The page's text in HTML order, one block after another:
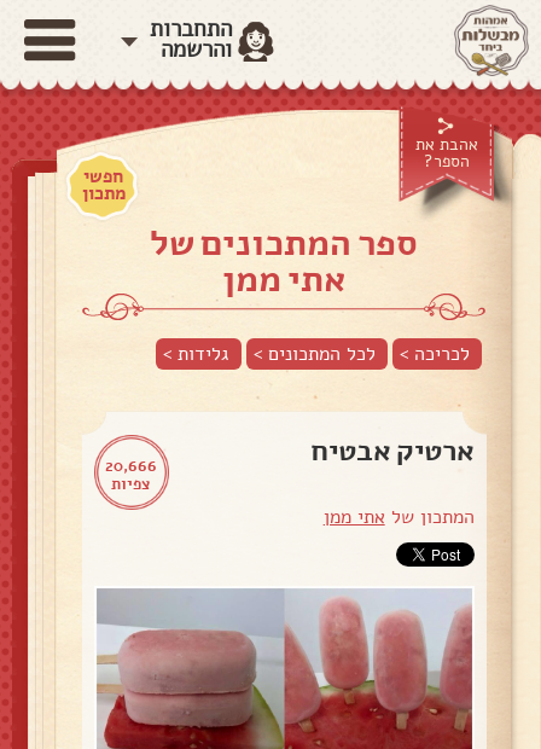
התחברות
והרשמה
אהבת את
הספר?
חפשי
מתכון
ספר המתכונים של
אתי ממן
לכריכה > לכל המתכונים > גלידות>
20,666
צפיות
ארטיק אבטיח
המתכון של אתי ממן